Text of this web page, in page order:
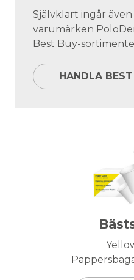
Självklart ingår även
varumärken
Best Buy-
HANDLA